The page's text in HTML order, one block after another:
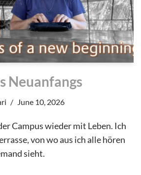
Neuanfangs
June 10, 2026
Campus wieder mit Leben. Ich
von wo aus ich alle hören
sieht.